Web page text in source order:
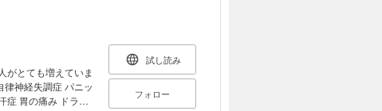
がとても増えていま
症 胃の痛み ドライ
試し読み
フォロー